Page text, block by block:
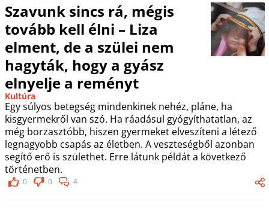
Szavunk sincs rá, mégis
tovább kell élni – Liza
elment, de a szülei nem
hagyták, hogy a gyász
elnyelje a reményt
Kultúra
Egy súlyos betegség mindenkinek nehéz, pláne, ha
kisgyermekről van szó. Ha ráadásul gyógyíthatatlan, az
még borzasztóbb, hiszen gyermeket elveszíteni a létező
legnagyobb csapás az életben. A veszteségből azonban
segítő erő is születhet. Erre látunk példát a következő
történetben.
0 0 4